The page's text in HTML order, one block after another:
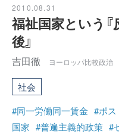
2010.08.31
福祉国家という『
後』
吉田徹 ヨーロッパ比較政治
社会
#同一労働同一賃金 #ポス
国家 #普遍主義的政策 #